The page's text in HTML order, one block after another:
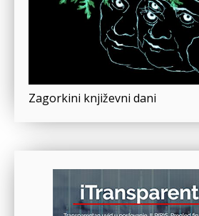
Zagorkini književni dani